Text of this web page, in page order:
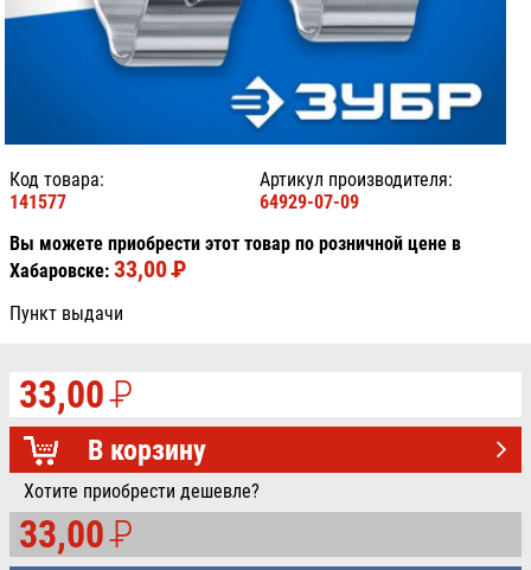
Код товара:
141577
Артикул производителя:
64929-07-09
Вы можете приобрести этот товар по розничной цене в
Хабаровске: 33,00PУБ.
Пункт выдачи
33,00P
УБ.
В корзину
Хотите приобрести дешевле?
33,00P